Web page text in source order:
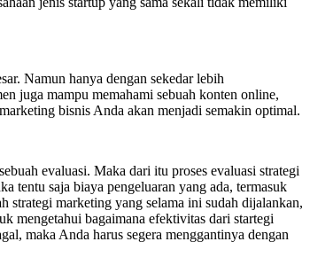
Namun hanya dengan sekedar lebih
juga mampu memahami sebuah konten online,
bisnis Anda akan menjadi semakin optimal.
evaluasi. Maka dari itu proses evaluasi strategi
tentu saja biaya pengeluaran yang ada, termasuk
strategi marketing yang selama ini sudah dijalankan,
mengetahui bagaimana efektivitas dari startegi
maka Anda harus segera menggantinya dengan